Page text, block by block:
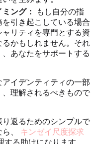
ング：
もし自分の指
引き起こしている場合
リティを専門とする資
かもしれません。それ
あなたをサポートする
イデンティティの一部
理解されるべきもので
返るためのシンプルで
、 キンゼイ尺度探求